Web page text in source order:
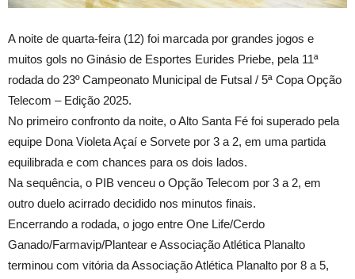
A noite de quarta-feira (12) foi marcada por grandes jogos e
muitos gols no Ginásio de Esportes Eurides Priebe, pela 11ª
rodada do 23º Campeonato Municipal de Futsal / 5ª Copa Opção
Telecom – Edição 2025.
No primeiro confronto da noite, o Alto Santa Fé foi superado pela
equipe Dona Violeta Açaí e Sorvete por 3 a 2, em uma partida
equilibrada e com chances para os dois lados.
Na sequência, o PIB venceu o Opção Telecom por 3 a 2, em
outro duelo acirrado decidido nos minutos finais.
Encerrando a rodada, o jogo entre One Life/Cerdo
Ganado/Farmavip/Plantear e Associação Atlética Planalto
terminou com vitória da Associação Atlética Planalto por 8 a 5,